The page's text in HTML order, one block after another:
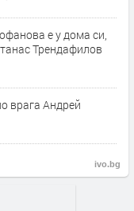
е у дома си,
Трендафилов
врага Андрей
ivo.bg